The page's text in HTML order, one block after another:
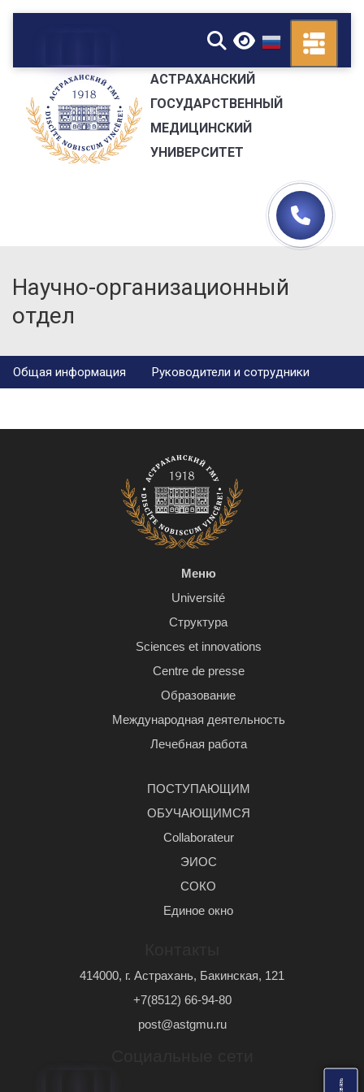
ь
▼
АСТРАХАНСКИЙ
ГОСУДАРСТВЕННЫЙ
МЕДИЦИНСКИЙ
УНИВЕРСИТЕТ
Научно-организационный
отдел
Общая информация Руководители и сотрудники
Меню
Université
Структура
Sciences et innovations
Centre de presse
Образование
Международная деятельность
Лечебная работа
ПОСТУПАЮЩИМ
ОБУЧАЮЩИМСЯ
Сollaborateur
ЭИОС
СОКО
Единое окно
414000, г. Астрахань, Бакинская, 121
+7(8512) 66-94-80
post@astgmu.ru